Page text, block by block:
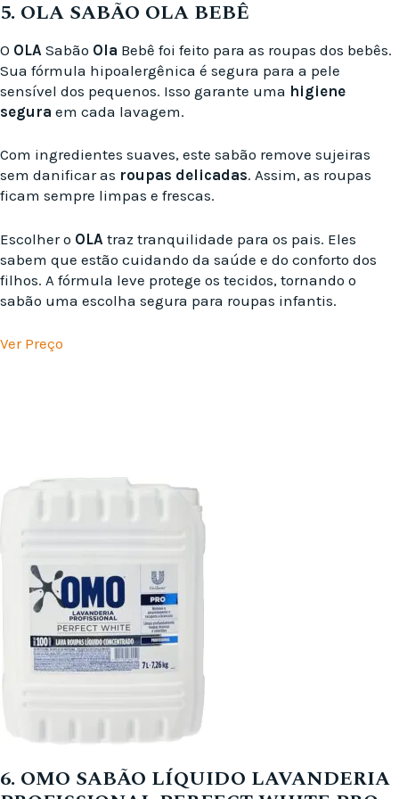
5. OLA SABÃO OLA BEBÊ
O OLA Sabão Ola Bebê foi feito para as roupas dos bebês.
Sua fórmula hipoalergênica é segura para a pele
sensível dos pequenos. Isso garante uma higiene
segura em cada lavagem.
Com ingredientes suaves, este sabão remove sujeiras
sem danificar as roupas delicadas. Assim, as roupas
ficam sempre limpas e frescas.
Escolher o OLA traz tranquilidade para os pais. Eles
sabem que estão cuidando da saúde e do conforto dos
filhos. A fórmula leve protege os tecidos, tornando o
sabão uma escolha segura para roupas infantis.
Ver Preço
6. OMO SABÃO LÍQUIDO LAVANDERIA